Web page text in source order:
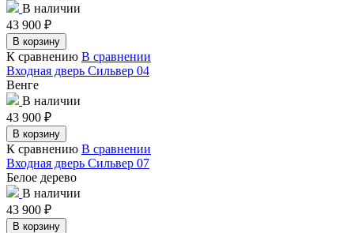
В наличии
43 900 ₽
В корзину
К сравнению В сравнении
Входная дверь Сильвер 04
Венге
В наличии
43 900 ₽
В корзину
К сравнению В сравнении
Входная дверь Сильвер 07
Белое дерево
В наличии
43 900 ₽
В корзину